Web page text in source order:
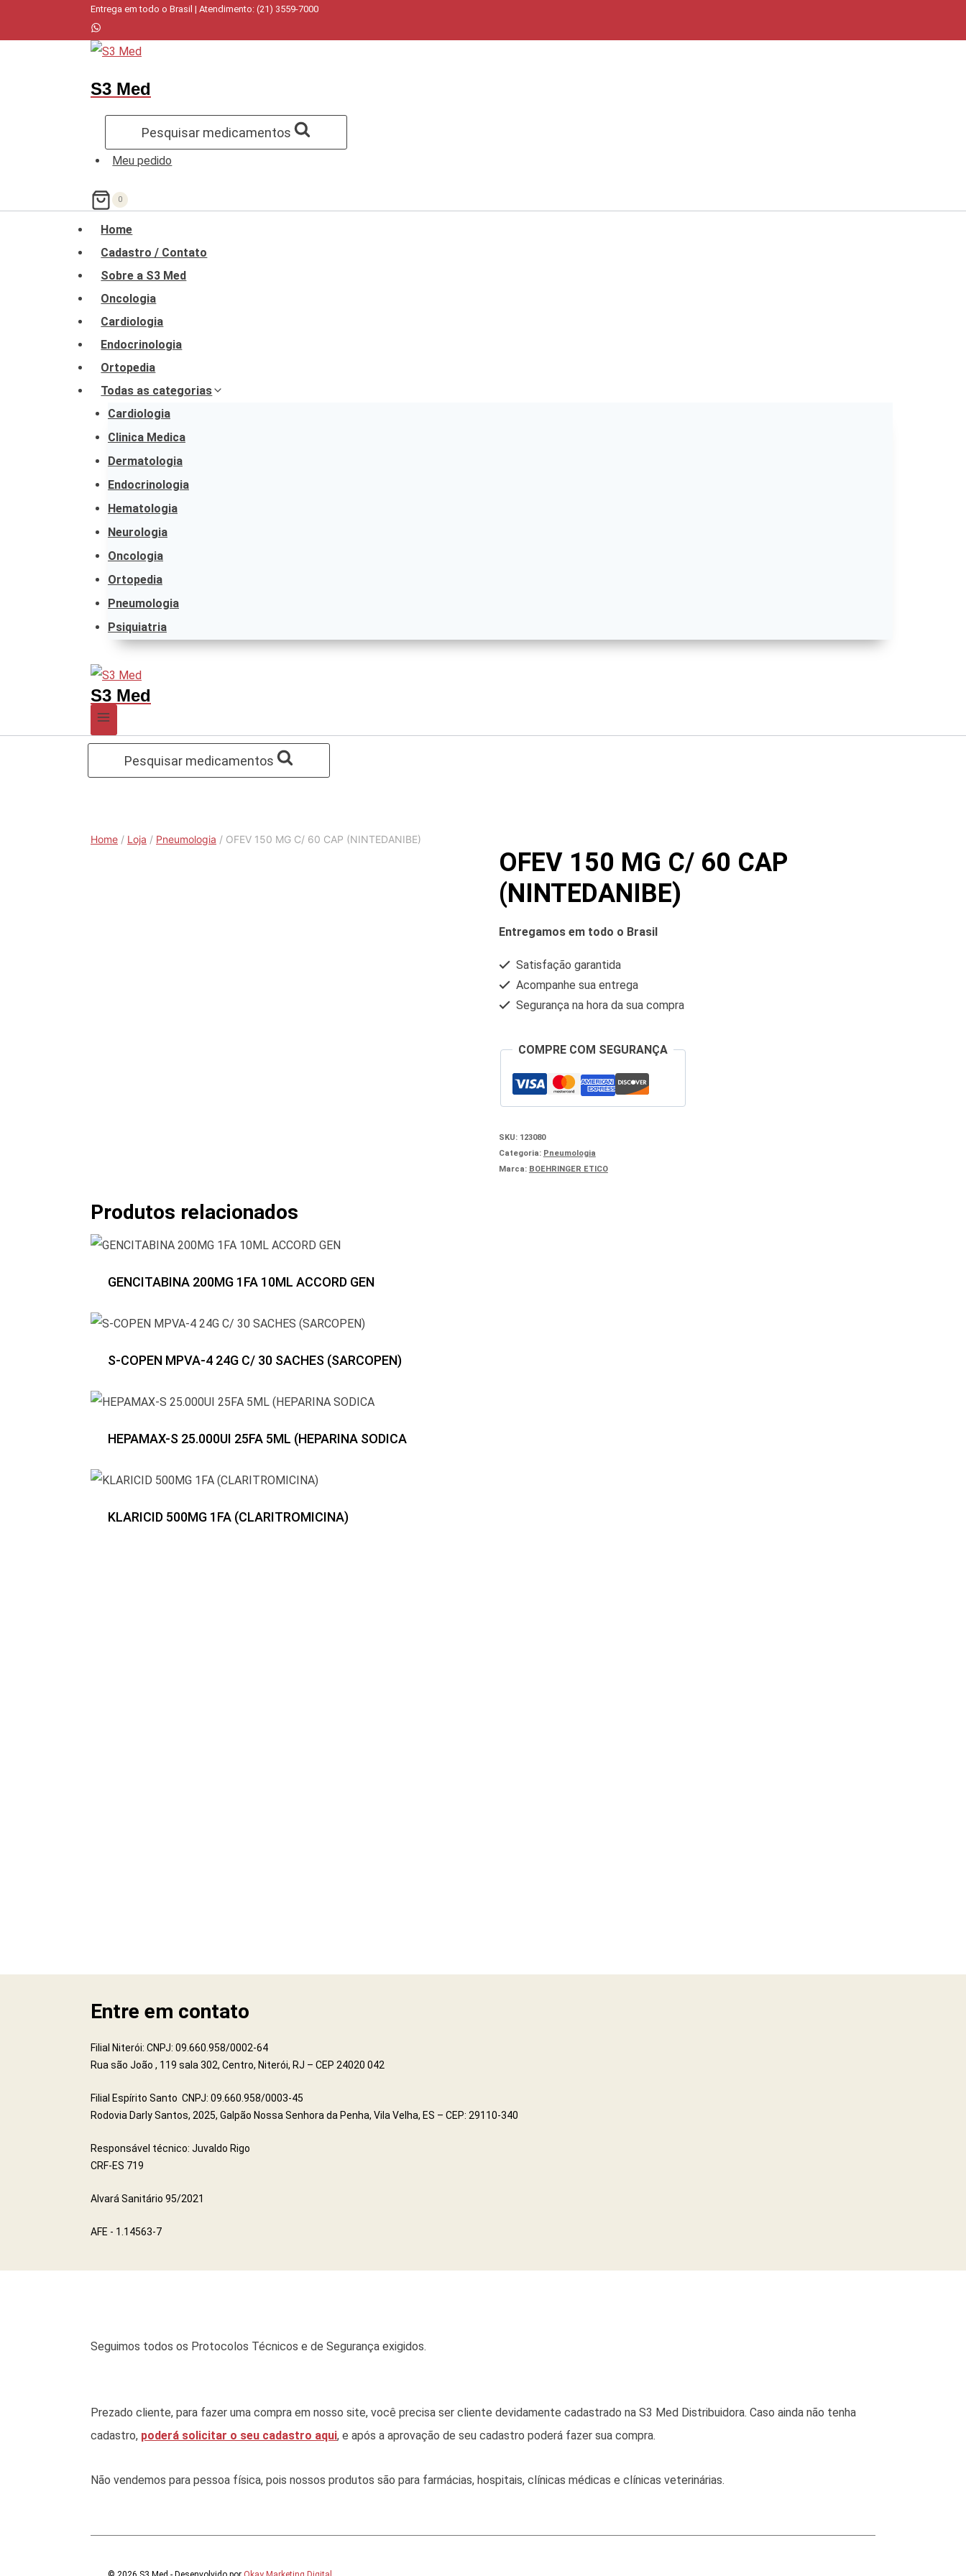
Entrega em todo o Brasil | Atendimento: (21) 3559-7000
S3 Med
Pesquisar medicamentos
Meu pedido
0
Home
Cadastro / Contato
Sobre a S3 Med
Oncologia
Cardiologia
Endocrinologia
Ortopedia
Todas as categorias
Cardiologia
Clinica Medica
Dermatologia
Endocrinologia
Hematologia
Neurologia
Oncologia
Ortopedia
Pneumologia
Psiquiatria
S3 Med
Pesquisar medicamentos
Home / Loja / Pneumologia / OFEV 150 MG C/ 60 CAP (NINTEDANIBE)
OFEV 150 MG C/ 60 CAP
(NINTEDANIBE)
Entregamos em todo o Brasil
Satisfação garantida
Acompanhe sua entrega
Segurança na hora da sua compra
COMPRE COM SEGURANÇA
SKU: 123080
Categoria: Pneumologia
Marca: BOEHRINGER ETICO
Produtos relacionados
GENCITABINA 200MG 1FA 10ML ACCORD GEN
S-COPEN MPVA-4 24G C/ 30 SACHES (SARCOPEN)
HEPAMAX-S 25.000UI 25FA 5ML (HEPARINA SODICA
KLARICID 500MG 1FA (CLARITROMICINA)
Entre em contato
Filial Niterói: CNPJ: 09.660.958/0002-64
Rua são João , 119 sala 302, Centro, Niterói, RJ – CEP 24020 042
Filial Espírito Santo CNPJ: 09.660.958/0003-45
Rodovia Darly Santos, 2025, Galpão Nossa Senhora da Penha, Vila Velha, ES – CEP: 29110-340
Responsável técnico: Juvaldo Rigo
CRF-ES 719
Alvará Sanitário 95/2021
AFE - 1.14563-7
Seguimos todos os Protocolos Técnicos e de Segurança exigidos.
Prezado cliente, para fazer uma compra em nosso site, você precisa ser cliente devidamente cadastrado na S3 Med Distribuidora. Caso ainda não tenha
cadastro, poderá solicitar o seu cadastro aqui, e após a aprovação de seu cadastro poderá fazer sua compra.
Não vendemos para pessoa física, pois nossos produtos são para farmácias, hospitais, clínicas médicas e clínicas veterinárias.